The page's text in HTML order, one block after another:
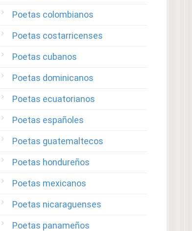
Poetas colombianos
Poetas costarricenses
Poetas cubanos
Poetas dominicanos
Poetas ecuatorianos
Poetas españoles
Poetas guatemaltecos
Poetas hondureños
Poetas mexicanos
Poetas nicaraguenses
Poetas panameños